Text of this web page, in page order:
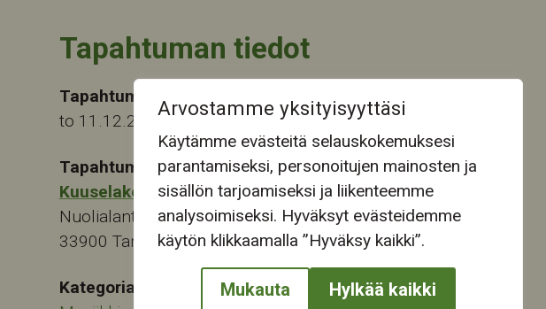
Arvostamme yksityisyyttäsi
Käytämme evästeitä selauskokemuksesi
parantamiseksi, personoitujen mainosten ja
sisällön tarjoamiseksi ja liikenteemme
analysoimiseksi. Hyväksyt evästeidemme
käytön klikkaamalla ”Hyväksy kaikki”.
Mukauta Hylkää kaikki
Tapahtuman tiedot
Tapahtuma-aika
to 11.12.2025 17:00
Tapahtumapaikka:
Kuuselakeskus
Nuolialantie 46
33900 Tampere
Kategoriat: